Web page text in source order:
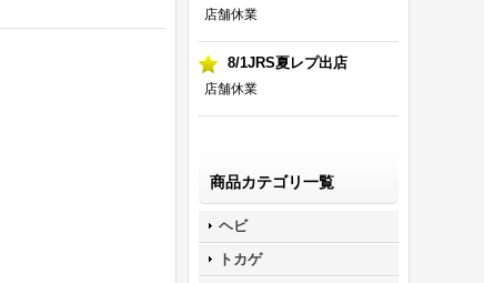
店舗休業
8/1JRS夏レプ出店
店舗休業
商品カテゴリ一覧
ヘビ
トカゲ